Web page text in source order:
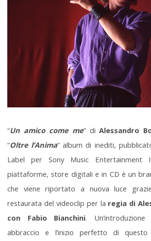
“Un amico come me” diAlessandro
“Oltre l’Anima” album di inediti,
Label per Sony Music
piattaforme, store digitali e in CD è un
che viene riportato a nuova luce
restaurata del videoclip per la regia di
con Fabio Bianchini.
abbraccio e l’inizio perfetto di